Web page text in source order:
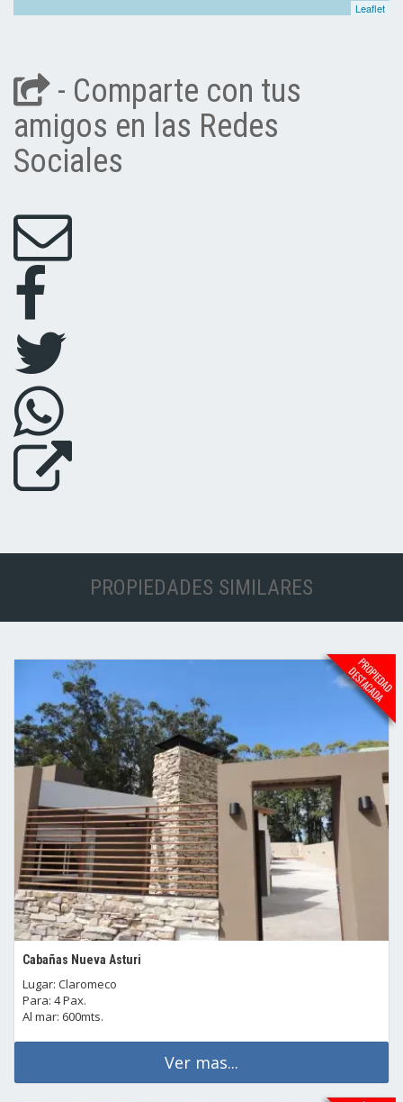
Leaflet
- Comparte con tus
amigos en las Redes
Sociales
PROPIEDADES SIMILARES
Cabañas Nueva Asturi
Lugar: Claromeco
Para: 4 Pax.
Al mar: 600mts.
Ver mas...